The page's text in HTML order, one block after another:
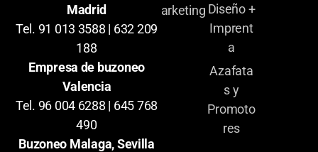
Madrid
Tel. 91 013 3588 | 632 209
188
Empresa de buzoneo
Valencia
Tel. 96 004 6288 | 645 768
490
Buzoneo Malaga, Sevilla
arketing Diseño +
Imprent
a
Azafata
s y
Promoto
res